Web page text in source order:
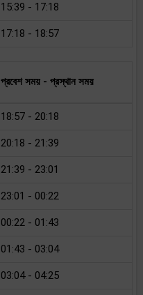
15:39 - 17:18
17:18 - 18:57
প্রবেশ সময় - প্রস্থান সময়
18:57 - 20:18
20:18 - 21:39
21:39 - 23:01
23:01 - 00:22
00:22 - 01:43
01:43 - 03:04
03:04 - 04:25